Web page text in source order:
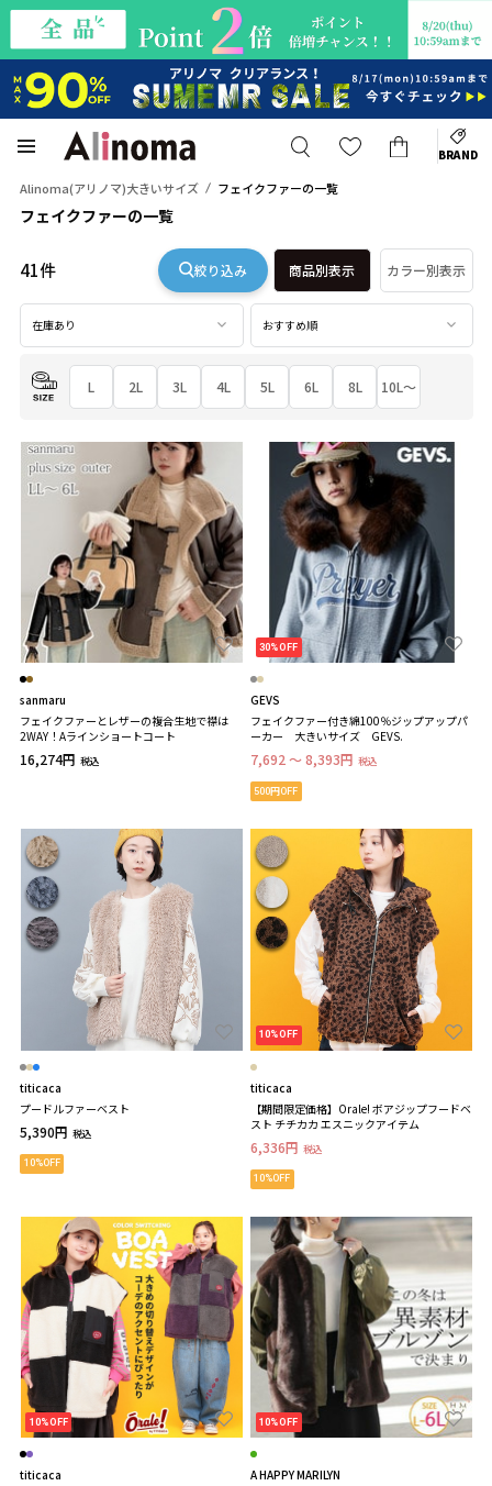
BRAND
Alinoma(アリノマ)大きいサイズ フェイクファーの一覧
フェイクファーの一覧
41件 絞り込み 商品別表示 カラー別表示
在庫あり おすすめ順
L 2L 3L 4L 5L 6L 8L 10L～
sanmaru
フェイクファーとレザーの複合生地で襟は
2WAY！Aラインショートコート
16,274円 税込
30%OFF
GEVS
フェイクファー付き綿100％ジップアップパ
ーカー 大きいサイズ GEVS.
7,692 ～ 8,393円 税込
500円OFF
titicaca
プードルファーベスト
5,390円 税込
10%OFF
10%OFF
titicaca
【期間限定価格】Orale! ボアジップフードベ
スト チチカカ エスニックアイテム
6,336円 税込
10%OFF
10%OFF
titicaca
10%OFF
A HAPPY MARILYN